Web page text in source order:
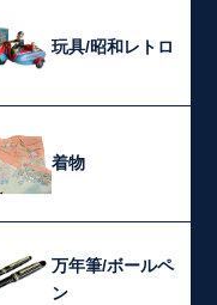
玩具/昭和レトロ
着物
万年筆/ボールペ
ン